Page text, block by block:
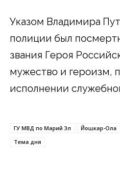
Указом Владимира
полиции был
звания Героя
мужество и героизм,
исполнении
ГУ МВД по Марий Эл Йошкар-Ола
Тема дня